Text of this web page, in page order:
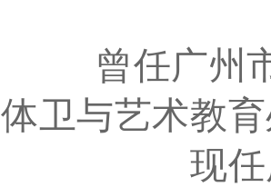
曾任广州
体卫与艺术教
现